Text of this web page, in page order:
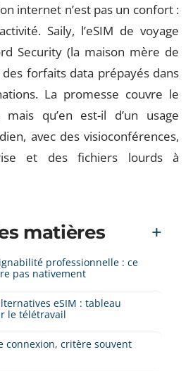
internet n’est pas un confort :
Saily, l’eSIM de voyage
Security (la maison mère de
forfaits data prépayés dans
La promesse couvre le
qu’en est-il d’un usage
avec des visioconférences,
et des fichiers lourds à
matières
professionnelle : ce
pas nativement
eSIM : tableau
le télétravail
connexion, critère souvent